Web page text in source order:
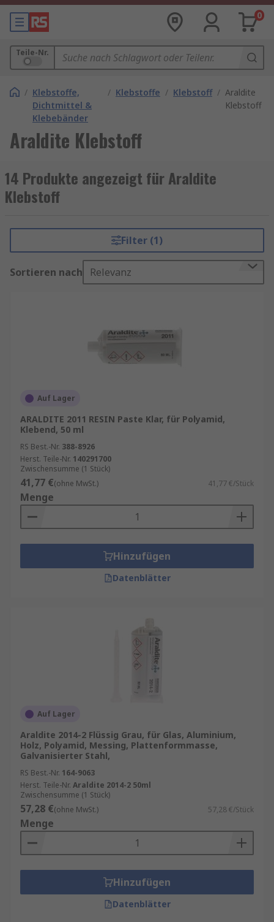
0
Teile-Nr.
/ Klebstoffe,
Dichtmittel &
Klebebänder
/ Klebstoffe / Klebstoff / Araldite
Klebstoff
Araldite Klebstoff
14 Produkte angezeigt für Araldite
Klebstoff
Filter (1)
Sortieren nach Relevanz
Auf Lager
ARALDITE 2011 RESIN Paste Klar, für Polyamid,
Klebend, 50 ml
RS Best.-Nr. 388-8926
Herst. Teile-Nr. 140291700
Zwischensumme (1 Stück)
41,77 €(ohne MwSt.) 41,77 €/Stück
Menge
Hinzufügen
Datenblätter
Auf Lager
Araldite 2014-2 Flüssig Grau, für Glas, Aluminium,
Holz, Polyamid, Messing, Plattenformmasse,
Galvanisierter Stahl,
RS Best.-Nr. 164-9063
Herst. Teile-Nr. Araldite 2014-2 50ml
Zwischensumme (1 Stück)
57,28 €(ohne MwSt.) 57,28 €/Stück
Menge
Hinzufügen
Datenblätter